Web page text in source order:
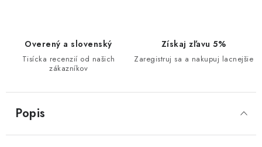
Overený a slovenský
Tisícka recenzií od našich
zákazníkov
Získaj zľavu 5%
Zaregistruj sa a nakupuj lacnejšie
Popis